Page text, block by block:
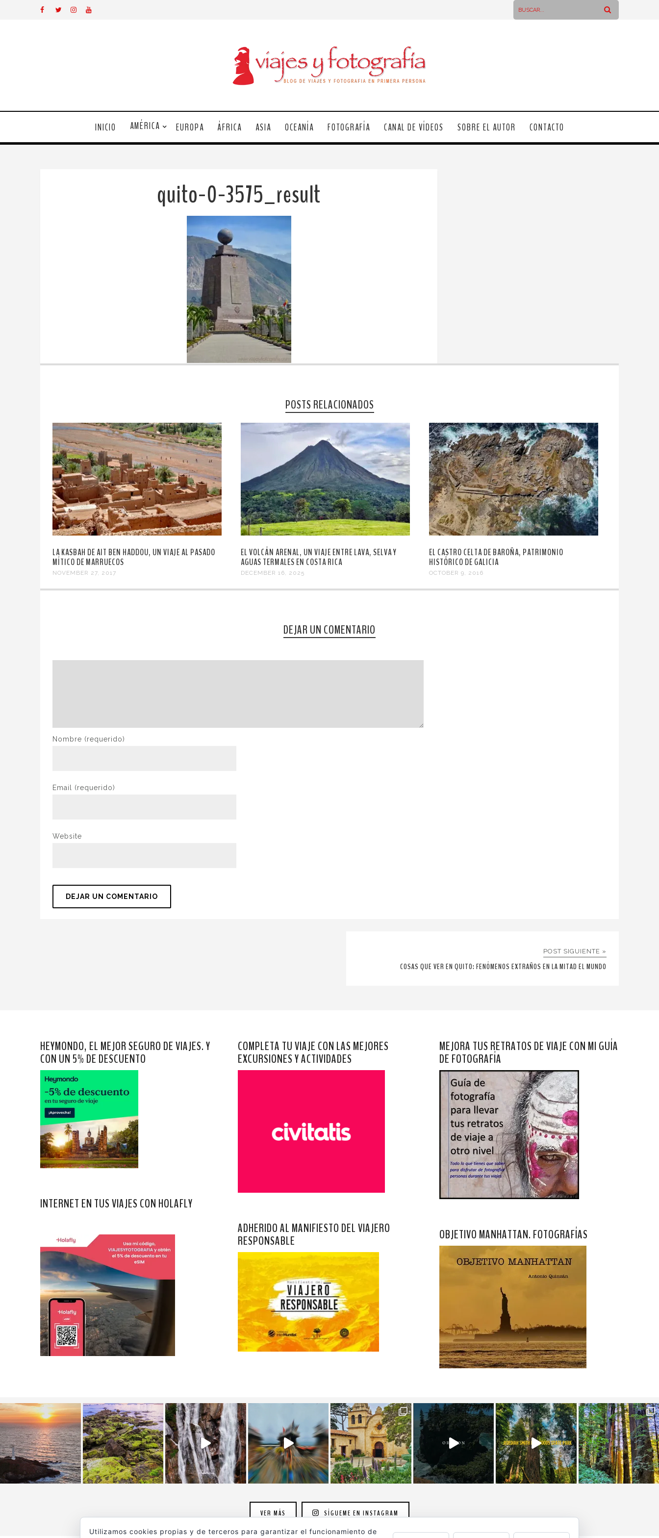
INICIO AMÉRICA EUROPA ÁFRICA ASIA OCEANÍA FOTOGRAFÍA CANAL DE VÍDEOS SOBRE EL AUTOR CONTACTO
quito-0-3575_result
POSTS RELACIONADOS
LA KASBAH DE AIT BEN HADDOU, UN VIAJE AL PASADO
MÍTICO DE MARRUECOS
NOVEMBER 27, 2017
EL VOLCÁN ARENAL, UN VIAJE ENTRE LAVA, SELVA Y
AGUAS TERMALES EN COSTA RICA
DECEMBER 16, 2025
EL CASTRO CELTA DE BAROÑA, PATRIMONIO
HISTÓRICO DE GALICIA
OCTOBER 9, 2016
DEJAR UN COMENTARIO
Nombre (requerido)
Email (requerido)
Website
POST SIGUIENTE »
COSAS QUE VER EN QUITO: FENÓMENOS EXTRAÑOS EN LA MITAD EL MUNDO
HEYMONDO, EL MEJOR SEGURO DE VIAJES. Y
CON UN 5% DE DESCUENTO
INTERNET EN TUS VIAJES CON HOLAFLY
COMPLETA TU VIAJE CON LAS MEJORES
EXCURSIONES Y ACTIVIDADES
ADHERIDO AL MANIFIESTO DEL VIAJERO
RESPONSABLE
MEJORA TUS RETRATOS DE VIAJE CON MI GUÍA
DE FOTOGRAFÍA
OBJETIVO MANHATTAN. FOTOGRAFÍAS
VER MÁS SÍGUEME EN INSTAGRAM
Utilizamos cookies propias y de terceros para garantizar el funcionamiento de